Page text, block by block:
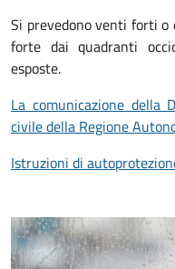
Si prevedono venti forti o
forte dai quadranti
esposte.
La comunicazione della
civile della Regione
Istruzioni di